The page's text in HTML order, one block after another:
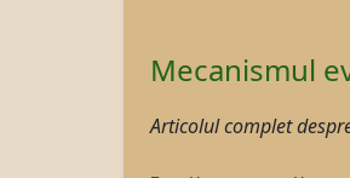
Mecanismul
Articolul complet